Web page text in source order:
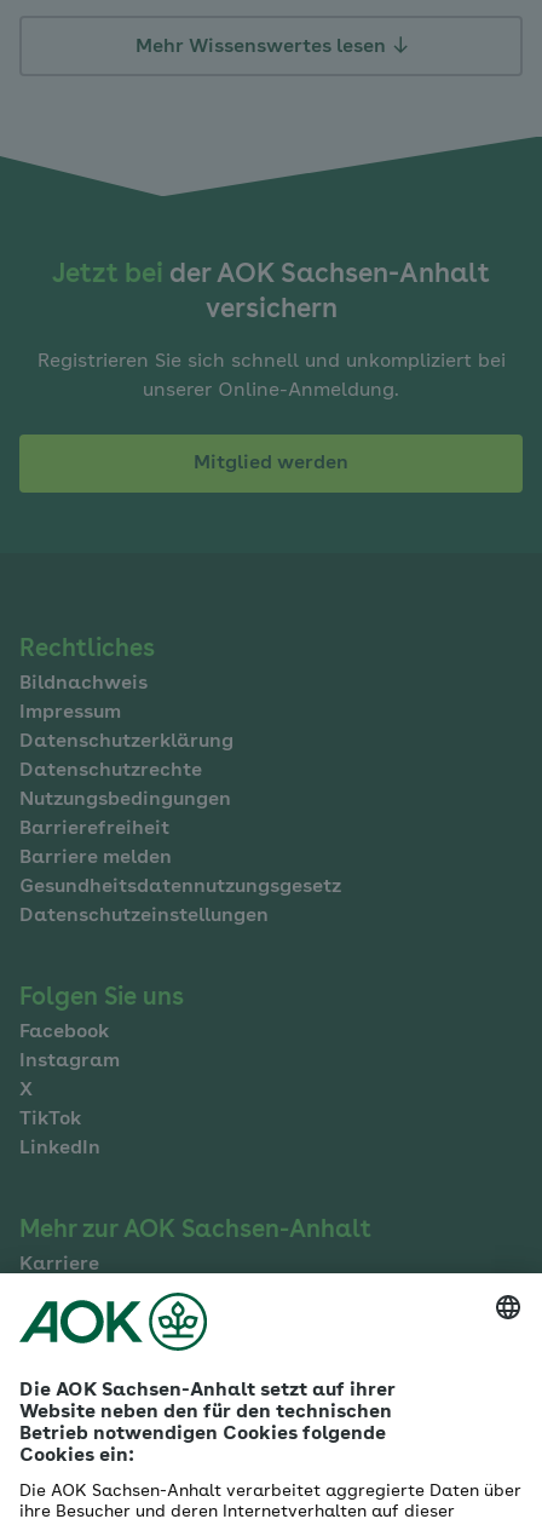
Mehr Wissenswertes lesen
Jetzt bei der AOK Sachsen-Anhalt
versichern
Registrieren Sie sich schnell und unkompliziert bei
unserer Online-Anmeldung.
Mitglied werden
Navigation
im
Fußbereich
Rechtliches
Bildnachweis
Impressum
Datenschutzerklärung
Datenschutzrechte
Nutzungsbedingungen
Barrierefreiheit
Barriere melden
Gesundheitsdatennutzungsgesetz
Datenschutzeinstellungen
Folgen Sie uns
Facebook
Instagram
X
TikTok
LinkedIn
Mehr zur AOK Sachsen-Anhalt
Karriere
Betriebliches Gesundheitsmanagement
Gesundheitspartner
Betreuer- & Bevollmächtigte
Die AOK - Wir über uns
Innovationsportal